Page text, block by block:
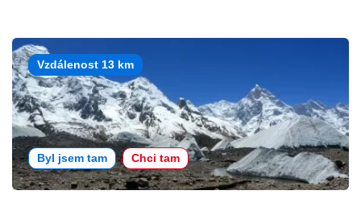
Vzdálenost 13 km
Byl jsem tam Chci tam